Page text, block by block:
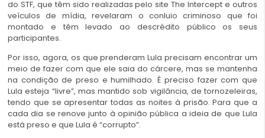
do STF, que têm sido realizadas pelo site The Intercept e outros
veículos de mídia, revelaram o conluio criminoso que foi
montado e têm levado ao descrédito público os seus
participantes.
Por isso, agora, os que prenderam Lula precisam encontrar um
meio de fazer com que ele saia do cárcere, mas se mantenha
na condição de preso e humilhado. É preciso fazer com que
Lula esteja “livre”, mas mantido sob vigilância, de tornozeleiras,
tendo que se apresentar todas as noites à prisão. Para que a
cada dia se renove junto à opinião pública a ideia de que Lula
está preso e que Lula é “corrupto”.